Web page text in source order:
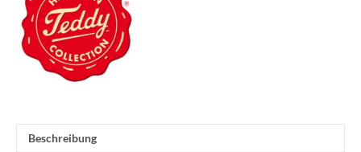
Beschreibung